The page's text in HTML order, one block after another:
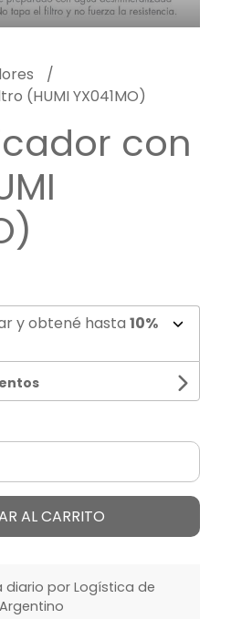
(HUMI YX041MO)
con
y obtené hasta 10%
AL CARRITO
por Logística de